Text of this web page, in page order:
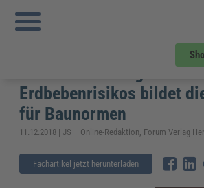
Sie sind hier:
Erdbebenkarte aktualisiert: Neueinschätzung des
Grundlage für Baunormen
Erdbebenkarte
Erdbebenrisikos bildet
für Baunormen
11.12.2018 | JS – Online-Redaktion, Forum Verlag
Fachartikel jetzt herunterladen